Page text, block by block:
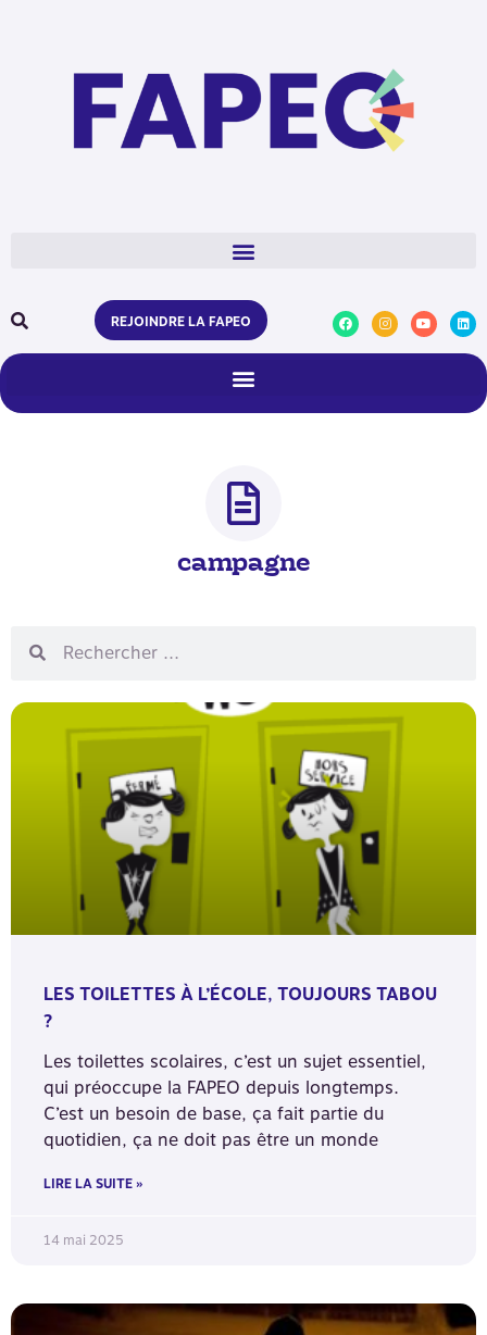
REJOINDRE LA FAPEO
campagne
LES TOILETTES À L’ÉCOLE, TOUJOURS TABOU
?
Les toilettes scolaires, c’est un sujet essentiel,
qui préoccupe la FAPEO depuis longtemps.
C’est un besoin de base, ça fait partie du
quotidien, ça ne doit pas être un monde
LIRE LA SUITE »
14 mai 2025